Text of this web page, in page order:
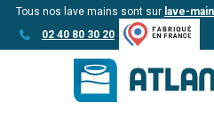
Aller
au
Aller au
contenu
Tous nos lave mains sont sur lave-
02 40 80 30 20